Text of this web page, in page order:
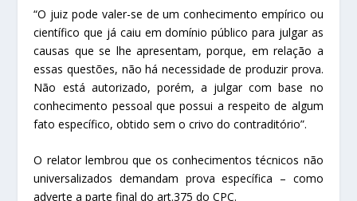
“O juiz pode valer-se de um conhecimento empírico ou
científico que já caiu em domínio público para julgar as
causas que se lhe apresentam, porque, em relação a
essas questões, não há necessidade de produzir prova.
Não está autorizado, porém, a julgar com base no
conhecimento pessoal que possui a respeito de algum
fato específico, obtido sem o crivo do contraditório”.
O relator lembrou que os conhecimentos técnicos não
universalizados demandam prova específica – como
adverte a parte final do art.375 do CPC.